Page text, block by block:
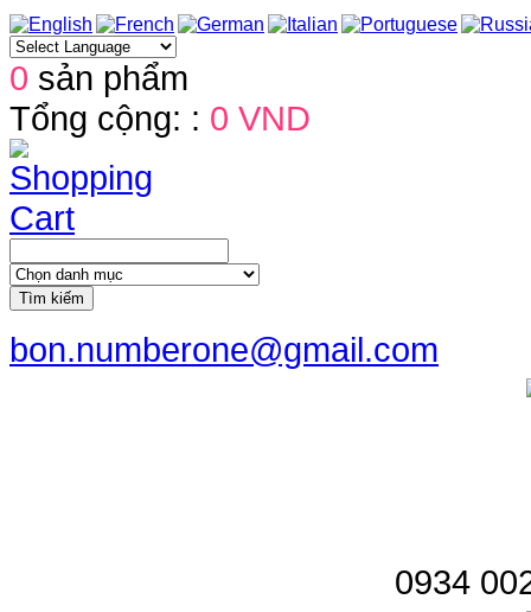
0 sản phẩm
Tổng cộng: : 0 VND
Tìm kiếm
bon.numberone@gmail.com
0934